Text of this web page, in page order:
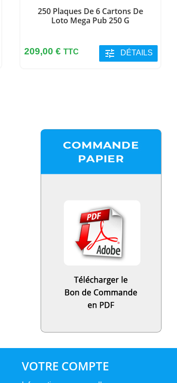
250 Plaques De 6 Cartons De
Loto Mega Pub 250 G
Prix
209,00 € TTC tune DÉTAILS
VOTRE COMPTE